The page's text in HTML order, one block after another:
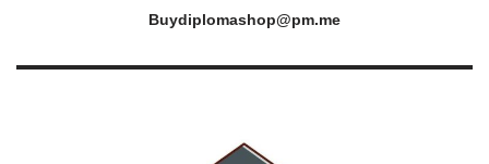
Buydiplomashop@pm.me